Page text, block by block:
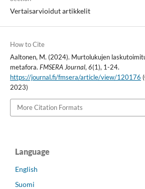
Vertaisarvioidut artikkelit
How to Cite
Aaltonen, M. (2024). Murtolukujen
metafora. FMSERA Journal, 6(1), 1-24.
https://journal.fi/fmsera/article/view/120176
2023)
More Citation Formats
Language
English
Suomi